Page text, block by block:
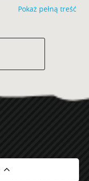
Pokaż pełną treść